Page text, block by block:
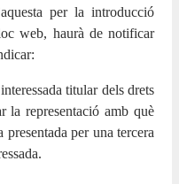
per la introducció
web, haurà de notificar
titular dels drets
la representació amb què
per una tercera